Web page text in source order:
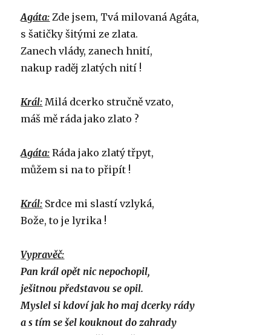
Agáta: Zde jsem, Tvá milovaná Agáta,
s šatičky šitými ze zlata.
Zanech vlády, zanech hnití,
nakup raděj zlatých nití !
Král: Milá dcerko stručně vzato,
máš mě ráda jako zlato ?
Agáta: Ráda jako zlatý třpyt,
můžem si na to připít !
Král: Srdce mi slastí vzlyká,
Bože, to je lyrika !
Vypravěč:
Pan král opět nic nepochopil,
ješitnou představou se opil.
Myslel si kdoví jak ho maj dcerky rády
a s tím se šel kouknout do zahrady